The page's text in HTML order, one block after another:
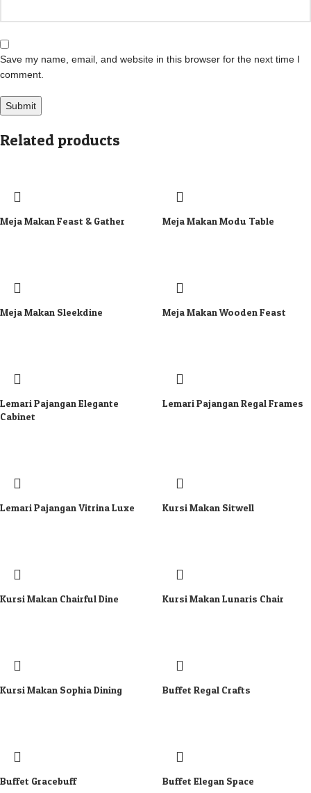
Save my name, email, and website in this browser for the next time I
comment.
Related products
Meja Makan Feast & Gather Meja Makan Modu Table
Meja Makan Sleekdine Meja Makan Wooden Feast
Lemari Pajangan Elegante
Cabinet
Lemari Pajangan Regal Frames
Lemari Pajangan Vitrina Luxe Kursi Makan Sitwell
Kursi Makan Chairful Dine Kursi Makan Lunaris Chair
Kursi Makan Sophia Dining Buffet Regal Crafts
Buffet Gracebuff Buffet Elegan Space